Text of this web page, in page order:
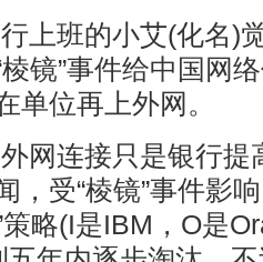
上班的小艾(化名)
镜”事件给中国网
单位再上外网。
网连接只是银行提
，受“棱镜”事件影
策略(I是IBM，O是